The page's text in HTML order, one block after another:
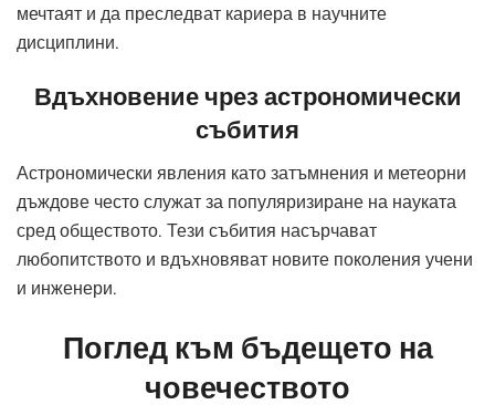
мечтаят и да преследват кариера в научните
дисциплини.
Вдъхновение чрез астрономически
събития
Астрономически явления като затъмнения и метеорни
дъждове често служат за популяризиране на науката
сред обществото. Тези събития насърчават
любопитството и вдъхновяват новите поколения учени
и инженери.
Поглед към бъдещето на
човечеството